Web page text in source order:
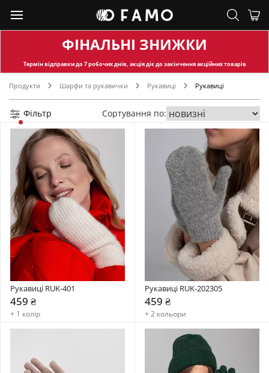
ФІНАЛЬНІ ЗНИЖКИ
Термін відправкидо 7 робочих днів, акція діє до закінчення акційних товарів
Продукти Шарфи та рукавички Рукавиці Рукавиці
Фільтр Сортування по:
Рукавиці RUK-401
459 ₴
+ 1 колір
Рукавиці RUK-202305
459 ₴
+ 2 кольори